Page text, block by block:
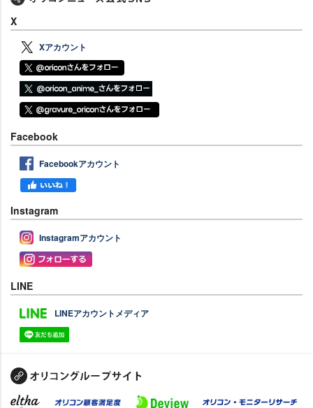
X
Xアカウント
Facebook
Facebookアカウント
Instagram
Instagramアカウント
LINE
LINEアカウントメディア